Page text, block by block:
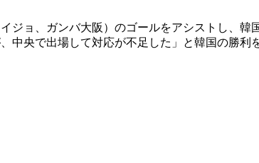
ジョ、ガンバ大阪）のゴールをアシストし、
央で出場して対応が不足した」と韓国の勝利